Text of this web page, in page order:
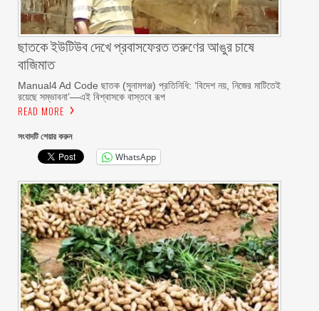
ছাতকে ইউটিউব দেখে প্রবাসফেরত তরুণের আঙুর চাষে
বাজিমাত
Manual4 Ad Code ছাতক (সুনামগঞ্জ) প্রতিনিধি: ‘বিদেশ নয়, নিজের মাটিতেই
রয়েছে সম্ভাবনা’—এই বিশ্বাসকে বাস্তবে রূপ
READ MORE
সংবাদটি শেয়ার করুন
WhatsApp